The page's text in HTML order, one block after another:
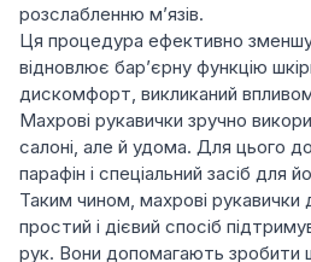
розслабленню м’язів.
Ця процедура ефективно
відновлює бар’єрну функцію
дискомфорт, викликаний
Махрові рукавички зручно
салоні, але й удома. Для цього
парафін і спеціальний засіб для
Таким чином, махрові рукавички
простий і дієвий спосіб
рук. Вони допомагають зробити